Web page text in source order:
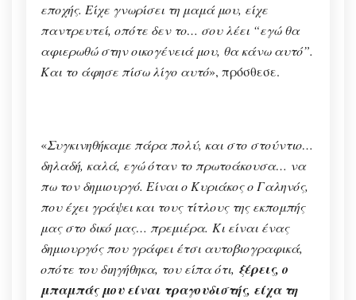
εποχής. Είχε γνωρίσει τη μαμά μου, είχε
παντρευτεί, οπότε δεν το… σου λέει “εγώ θα
αφιερωθώ στην οικογένειά μου, θα κάνω αυτό”.
Και το άφησε πίσω λίγο αυτό», πρόσθεσε.
«Συγκινηθήκαμε πάρα πολύ, και στο στούντιο…
δηλαδή, καλά, εγώ όταν το πρωτοάκουσα… να
πω τον δημιουργό. Είναι ο Κυριάκος ο Γαληνός,
που έχει γράψει και τους τίτλους της εκπομπής
μας στο δικό μας… πρεμιέρα. Κι είναι ένας
δημιουργός που γράφει έτσι αυτοβιογραφικά,
οπότε του διηγήθηκα, του είπα ότι, ξέρεις, ο
μπαμπάς μου είναι τραγουδιστής, είχα τη